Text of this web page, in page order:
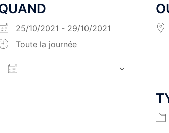
25/10/2021 - 29/10/2021
Toute la journée